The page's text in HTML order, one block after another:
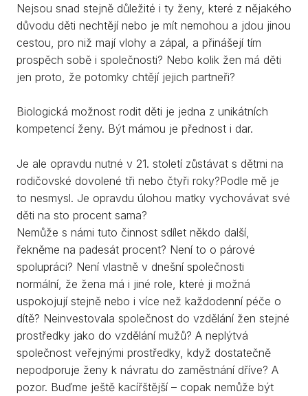
Nejsou snad stejně důležité i ty ženy, které z nějakého
důvodu děti nechtějí nebo je mít nemohou a jdou jinou
cestou, pro niž mají vlohy a zápal, a přinášejí tím
prospěch sobě i společnosti? Nebo kolik žen má děti
jen proto, že potomky chtějí jejich partneři?
Biologická možnost rodit děti je jedna z unikátních
kompetencí ženy. Být mámou je přednost i dar.
Je ale opravdu nutné v 21. století zůstávat s dětmi na
rodičovské dovolené tři nebo čtyři roky?Podle mě je
to nesmysl. Je opravdu úlohou matky vychovávat své
děti na sto procent sama?
Nemůže s námi tuto činnost sdílet někdo další,
řekněme na padesát procent? Není to o párové
spolupráci? Není vlastně v dnešní společnosti
normální, že žena má i jiné role, které ji možná
uspokojují stejně nebo i více než každodenní péče o
dítě? Neinvestovala společnost do vzdělání žen stejné
prostředky jako do vzdělání mužů? A neplýtvá
společnost veřejnými prostředky, když dostatečně
nepodporuje ženy k návratu do zaměstnání dříve? A
pozor. Buďme ještě kacířštější – copak nemůže být